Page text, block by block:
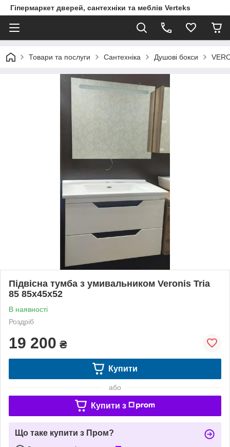
Гіпермаркет дверей, сантехніки та меблів Verteks
Товари та послуги Сантехніка Душові бокси
Підвісна тумба з умивальником Veronis Tria
85 85х45х52
В наявності
Роздріб
19 200 ₴
Купити
або
Купити з
Що таке купити з Пром?